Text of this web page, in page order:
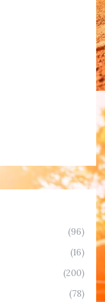
(96)
(16)
(200)
(78)